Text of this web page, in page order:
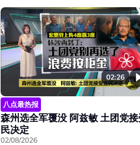
02:26
八点最热报
森州选全军覆没 阿兹敏 土团党
民决定
02/08/2026